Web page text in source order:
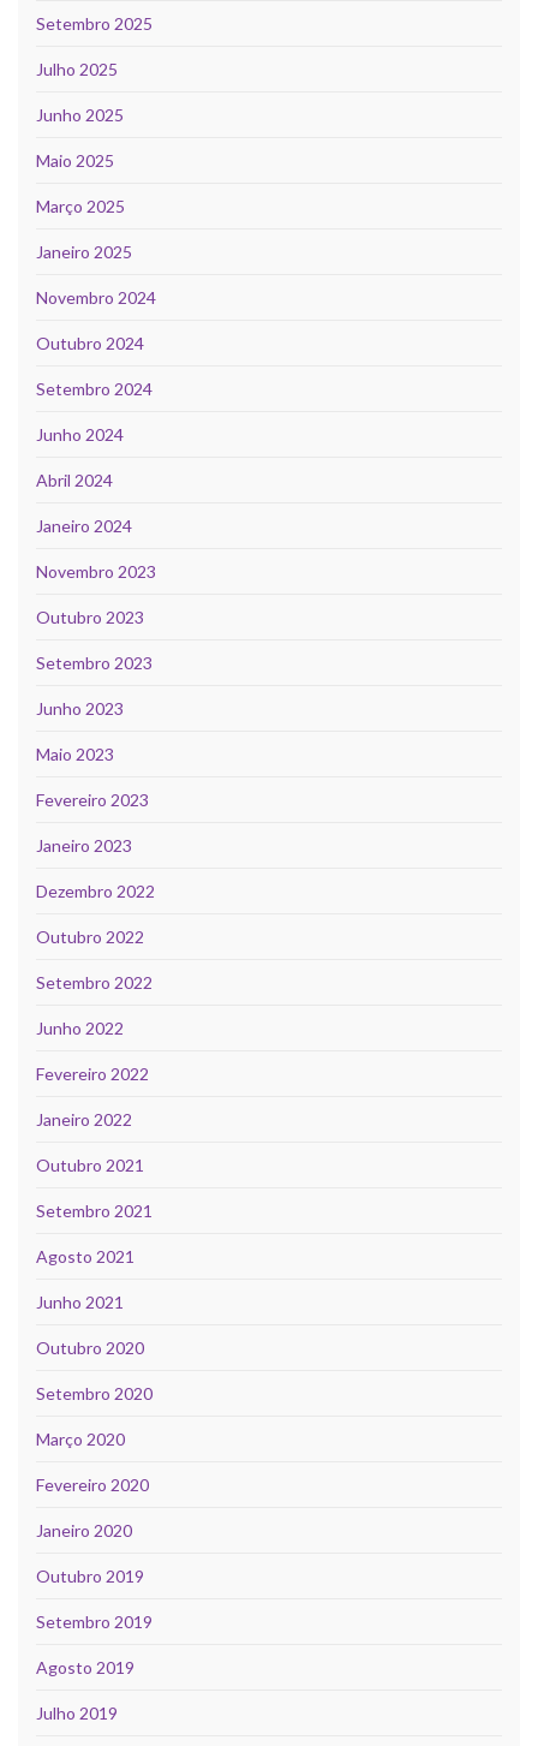
Setembro 2025
Julho 2025
Junho 2025
Maio 2025
Março 2025
Janeiro 2025
Novembro 2024
Outubro 2024
Setembro 2024
Junho 2024
Abril 2024
Janeiro 2024
Novembro 2023
Outubro 2023
Setembro 2023
Junho 2023
Maio 2023
Fevereiro 2023
Janeiro 2023
Dezembro 2022
Outubro 2022
Setembro 2022
Junho 2022
Fevereiro 2022
Janeiro 2022
Outubro 2021
Setembro 2021
Agosto 2021
Junho 2021
Outubro 2020
Setembro 2020
Março 2020
Fevereiro 2020
Janeiro 2020
Outubro 2019
Setembro 2019
Agosto 2019
Julho 2019